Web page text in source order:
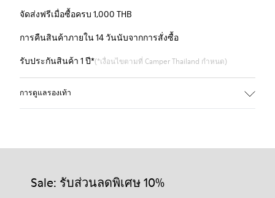
จัดส่งฟรีเมื่อซื้อครบ 1,000 THB
การคืนสินค้าภายใน 14 วันนับจากการสั่งซื้อ
รับประกันสินค้า 1 ปี*(*เงื่อนไขตามที่ Camper Thailand กำหนด)
การดูแลรองเท้า
Sale: รับส่วนลดพิเศษ 10%